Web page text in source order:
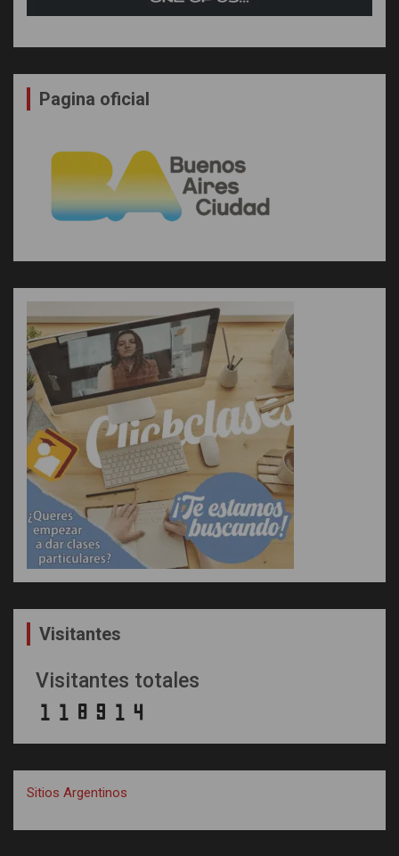
Pagina oficial
Visitantes
Visitantes totales
Sitios Argentinos